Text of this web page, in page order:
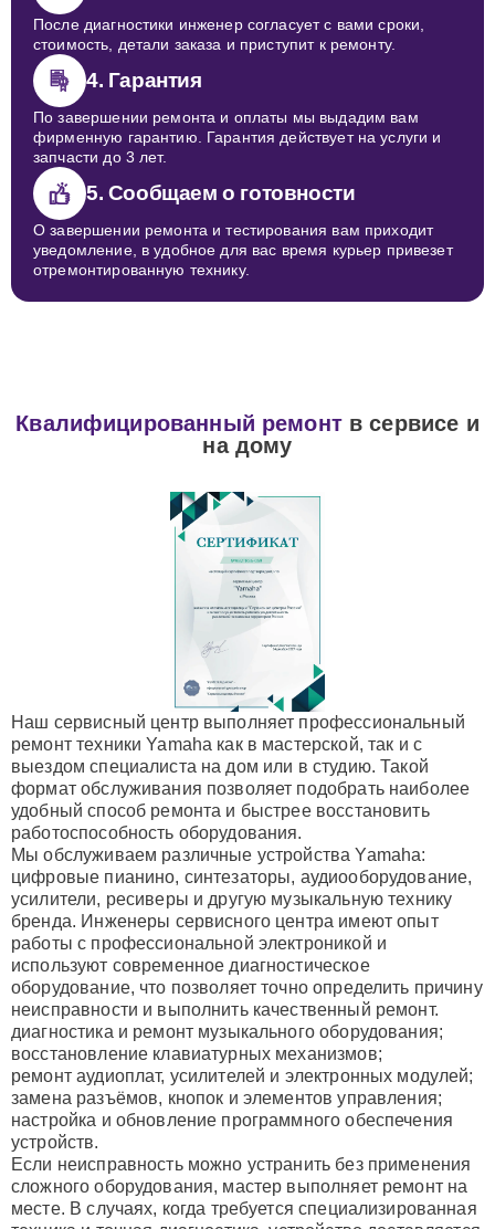
После диагностики инженер согласует с вами сроки,
стоимость, детали заказа и приступит к ремонту.
4. Гарантия
По завершении ремонта и оплаты мы выдадим вам
фирменную гарантию. Гарантия действует на услуги и
запчасти до 3 лет.
5. Сообщаем о готовности
О завершении ремонта и тестирования вам приходит
уведомление, в удобное для вас время курьер привезет
отремонтированную технику.
Квалифицированный ремонтв сервисе и
на дому
Наш сервисный центр выполняет профессиональный
ремонт техники Yamaha как в мастерской, так и с
выездом специалиста на дом или в студию. Такой
формат обслуживания позволяет подобрать наиболее
удобный способ ремонта и быстрее восстановить
работоспособность оборудования.
Мы обслуживаем различные устройства Yamaha:
цифровые пианино, синтезаторы, аудиооборудование,
усилители, ресиверы и другую музыкальную технику
бренда. Инженеры сервисного центра имеют опыт
работы с профессиональной электроникой и
используют современное диагностическое
оборудование, что позволяет точно определить причину
неисправности и выполнить качественный ремонт.
диагностика и ремонт музыкального оборудования;
восстановление клавиатурных механизмов;
ремонт аудиоплат, усилителей и электронных модулей;
замена разъёмов, кнопок и элементов управления;
настройка и обновление программного обеспечения
устройств.
Если неисправность можно устранить без применения
сложного оборудования, мастер выполняет ремонт на
месте. В случаях, когда требуется специализированная